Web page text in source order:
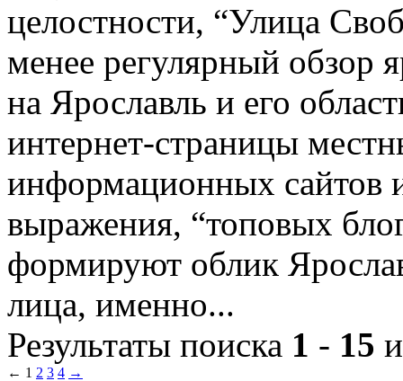
целостности, “Улица
менее регулярный
на Ярославль и его
интернет-страницы
информационных сайтов
выражения, “топовых
формируют облик
лица, именно...
Результаты поиска 1 - 15
← 1 2 3 4 →